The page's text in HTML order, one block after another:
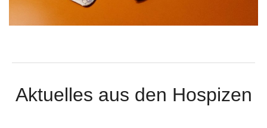
Aktuelles aus den Hospizen